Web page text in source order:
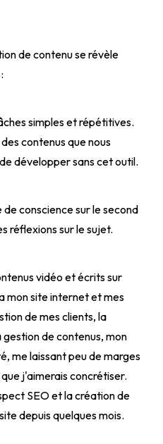
de contenu se révèle
simples et répétitives.
contenus que nous
développer sans cet outil.
conscience sur le second
réflexions sur le sujet.
vidéo et écrits sur
mon site internet et mes
de mes clients, la
de contenus, mon
me laissant peu de marges
j'aimerais concrétiser.
SEO et la création de
depuis quelques mois.